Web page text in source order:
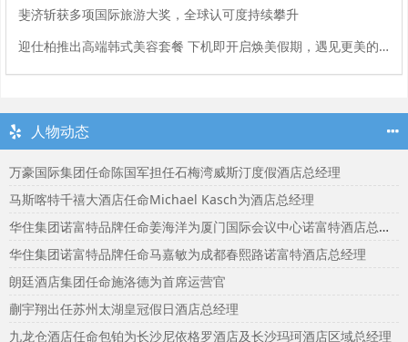
斐济斩获多项国际旅游大奖，全球认可度持续攀升
迎仕柏推出高端韩式美容套餐 下机即开启焕美假期，遇见更美的自己
人物动态
万豪国际集团任命陈国军担任石梅湾威斯汀度假酒店总经理
马斯喀特千禧大酒店任命Michael Kasch为酒店总经理
华住集团诺富特品牌任命姜海洋为厦门国际会议中心诺富特酒店总经理
华住集团诺富特品牌任命马嘉敏为成都春熙路诺富特酒店总经理
朗廷酒店集团任命施洛德为首席运营官
蒯宇翔出任苏州太湖皇冠假日酒店总经理
九龙仓酒店任命包铂为长沙尼依格罗酒店及长沙玛珂酒店区域总经理